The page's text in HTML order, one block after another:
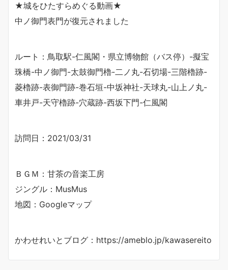
★城をひたすらめぐる動画★
中ノ御門表門が復元されました
ルート：鳥取駅-仁風閣・県立博物館（バス停）-擬宝
珠橋-中ノ御門-太鼓御門櫓-二ノ丸-石切場-三階櫓跡-
菱櫓跡-表御門跡-巻石垣-中坂神社-天球丸-山上ノ丸-
車井戸-天守櫓跡-穴蔵跡-西坂下門-仁風閣
訪問日：2021/03/31
ＢＧＭ：甘茶の音楽工房
ジングル：MusMus
地図：Googleマップ
かわせれいとブログ：https://ameblo.jp/kawasereito